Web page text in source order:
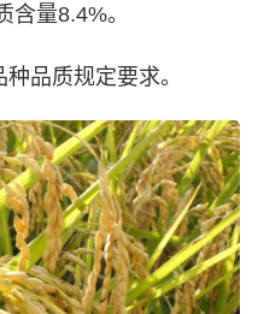
量8.4%。
品质规定要求。